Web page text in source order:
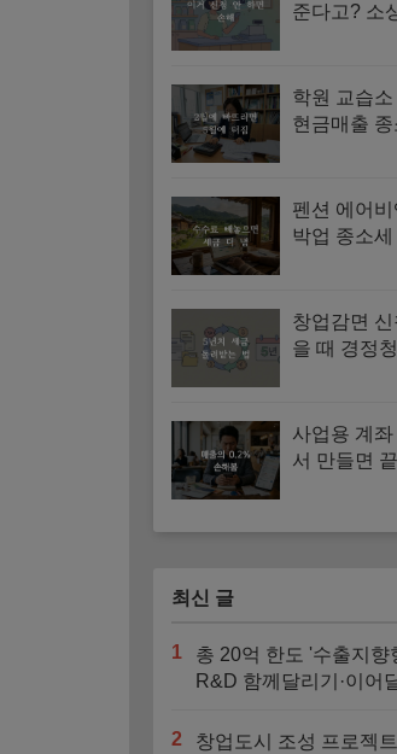
준다고? 소
학원 교습
현금매출
펜션 에어
박업 종소
창업감면
을 때 경정
사업용 계
서 만들면
최신 글
1
총 20억 한도 '수출지향
R&D 함께달리기·이어
2
창업도시 조성 프로젝